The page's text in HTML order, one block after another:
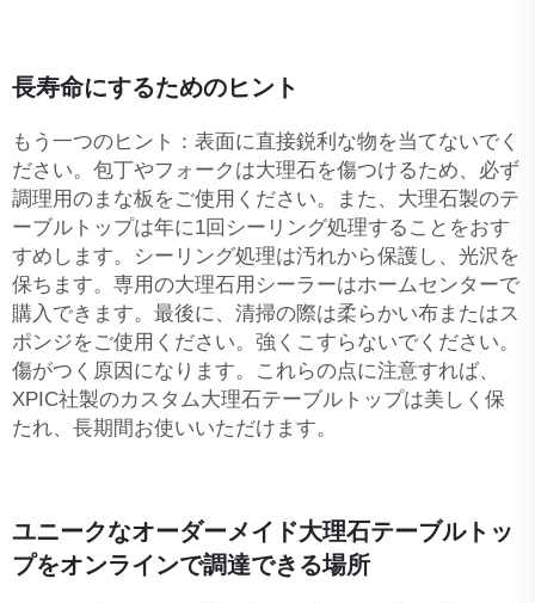
長寿命にするためのヒント
もう一つのヒント：表面に直接鋭利な物を当てないでく
ださい。包丁やフォークは大理石を傷つけるため、必ず
調理用のまな板をご使用ください。また、大理石製のテ
ーブルトップは年に1回シーリング処理することをおす
すめします。シーリング処理は汚れから保護し、光沢を
保ちます。専用の大理石用シーラーはホームセンターで
購入できます。最後に、清掃の際は柔らかい布またはス
ポンジをご使用ください。強くこすらないでください。
傷がつく原因になります。これらの点に注意すれば、
XPIC社製のカスタム大理石テーブルトップは美しく保
たれ、長期間お使いいただけます。
ユニークなオーダーメイド大理石テーブルトッ
プをオンラインで調達できる場所